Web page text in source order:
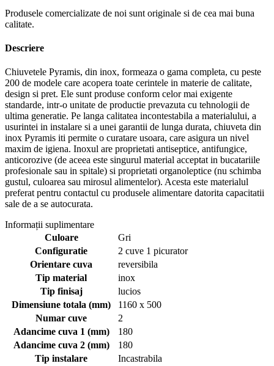
Produsele comercializate de noi sunt originale si de cea mai buna
calitate.
Descriere
Chiuvetele Pyramis, din inox, formeaza o gama completa, cu peste
200 de modele care acopera toate cerintele in materie de calitate,
design si pret. Ele sunt produse conform celor mai exigente
standarde, intr-o unitate de productie prevazuta cu tehnologii de
ultima generatie. Pe langa calitatea incontestabila a materialului, a
usurintei in instalare si a unei garantii de lunga durata, chiuveta din
inox Pyramis iti permite o curatare usoara, care asigura un nivel
maxim de igiena. Inoxul are proprietati antiseptice, antifungice,
anticorozive (de aceea este singurul material acceptat in bucatariile
profesionale sau in spitale) si proprietati organoleptice (nu schimba
gustul, culoarea sau mirosul alimentelor). Acesta este materialul
preferat pentru contactul cu produsele alimentare datorita capacitatii
sale de a se autocurata.
Informații suplimentare
Culoare
Gri
Configuratie
2 cuve 1 picurator
Orientare cuva
reversibila
Tip material
inox
Tip finisaj
lucios
Dimensiune totala (mm)
1160 x 500
Numar cuve
2
Adancime cuva 1 (mm)
180
Adancime cuva 2 (mm)
180
Tip instalare
Incastrabila